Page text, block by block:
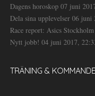
Dagens horoskop 07 juni
Dela sina upplevelser 06 juni
Race report: Asics
Nytt jobb! 04 juni 2017,
TRÄNING &